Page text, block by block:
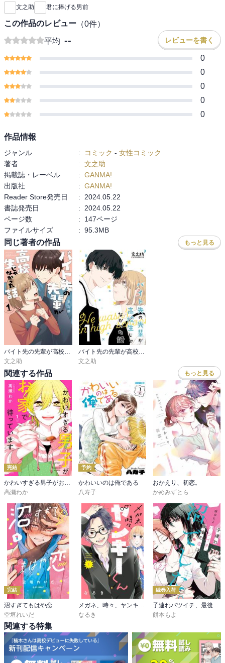
文之助 君に捧げる男前
この作品のレビュー （0件）
平均 -- レビューを書く
0
0
0
0
0
作品情報
ジャンル : コミック - 女性コミック
著者
: 文之助
掲載誌・レーベル
: GANMA!
出版社
: GANMA!
Reader Store発売日
:
2024.05.22
書誌発売日
:
2024.05.22
ページ数
:
147ページ
ファイルサイズ
: 95.3MB
同じ著者の作品 もっと見る
バイト先の先輩が高校生じゃなかった話
文之助
バイト先の先輩が高校生じゃなかった話【連載版】
文之助
関連する作品 もっと見る
完結
高瀬わか
予約
かわいいのは俺である
八寿子
おかえり、初恋。
かめみずとら
完結
沼すぎてもはや恋
空垣れいだ
メガネ、時々、ヤンキーくん
なるき
続巻入荷
子連れバツイチ、最後の恋は沼でした。
餅本もよ
関連する特集